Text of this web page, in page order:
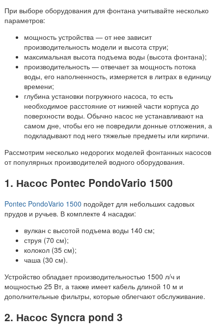
При выборе оборудования для фонтана учитывайте несколько
параметров:
мощность устройства — от нее зависит
производительность модели и высота струи;
максимальная высота подъема воды (высота фонтана);
производительность — отвечает за мощность потока
воды, его наполненность, измеряется в литрах в единицу
времени;
глубина установки погружного насоса, то есть
необходимое расстояние от нижней части корпуса до
поверхности воды. Обычно насос не устанавливают на
самом дне, чтобы его не повредили донные отложения, а
подкладывают под него тяжелые предметы или кирпичи.
Рассмотрим несколько недорогих моделей фонтанных насосов
от популярных производителей водного оборудования.
1. Насос Pontec PondoVario 1500
Pontec PondoVario 1500 подойдет для небольших садовых
прудов и ручьев. В комплекте 4 насадки:
вулкан с высотой подъема воды 140 см;
струя (70 см);
колокол (35 см);
чаша (30 см).
Устройство обладает производительностью 1500 л/ч и
мощностью 25 Вт, а также имеет кабель длиной 10 м и
дополнительные фильтры, которые облегчают обслуживание.
2. Насос Syncra pond 3